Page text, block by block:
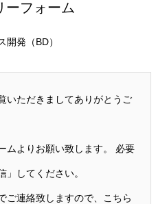
ーフォーム
開発（BD）
いただきましてありがとうご
ムよりお願い致します。 必要
」してください。
ご連絡致しますので、こちら